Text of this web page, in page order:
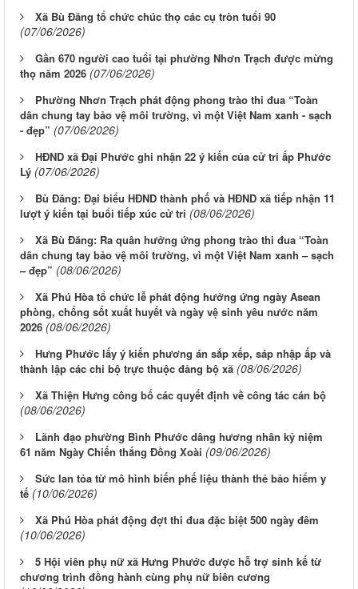
Xã Bù Đăng tổ chức chúc thọ các cụ tròn tuổi 90
(07/06/2026)
Gần 670 người cao tuổi tại phường Nhơn Trạch được mừng
thọ năm 2026 (07/06/2026)
Phường Nhơn Trạch phát động phong trào thi đua “Toàn
dân chung tay bảo vệ môi trường, vì một Việt Nam xanh - sạch
- đẹp” (07/06/2026)
HĐND xã Đại Phước ghi nhận 22 ý kiến của cử tri ấp Phước
Lý (07/06/2026)
Bù Đăng: Đại biểu HĐND thành phố và HĐND xã tiếp nhận 11
lượt ý kiến tại buổi tiếp xúc cử tri (08/06/2026)
Xã Bù Đăng: Ra quân hưởng ứng phong trào thi đua “Toàn
dân chung tay bảo vệ môi trường, vì một Việt Nam xanh – sạch
– đẹp” (08/06/2026)
Xã Phú Hòa tổ chức lễ phát động hưởng ứng ngày Asean
phòng, chống sốt xuất huyết và ngày vệ sinh yêu nước năm
2026 (08/06/2026)
Hưng Phước lấy ý kiến phương án sắp xếp, sáp nhập ấp và
thành lập các chi bộ trực thuộc đảng bộ xã (08/06/2026)
Xã Thiện Hưng công bố các quyết định về công tác cán bộ
(08/06/2026)
Lãnh đạo phường Bình Phước dâng hương nhân kỷ niệm
61 năm Ngày Chiến thắng Đồng Xoài (09/06/2026)
Sức lan tỏa từ mô hình biến phế liệu thành thẻ bảo hiểm y
tế (10/06/2026)
Xã Phú Hòa phát động đợt thi đua đặc biệt 500 ngày đêm
(10/06/2026)
5 Hội viên phụ nữ xã Hưng Phước được hỗ trợ sinh kế từ
chương trình đồng hành cùng phụ nữ biên cương